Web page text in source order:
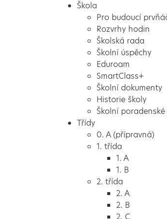
Škola
Pro budoucí
Rozvrhy hodin
Školská rada
Školní úspěchy
Eduroam
SmartClass+
Školní dokumenty
Historie školy
Školní
Třídy
0. A (přípravná)
1. třída
1. A
1. B
2. třída
2. A
2. B